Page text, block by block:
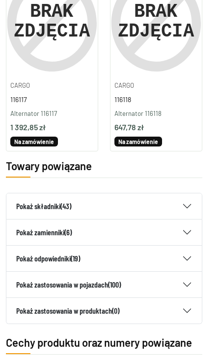
CARGO
116117
Alternator 116117
1 392,85 zł
Na zamówienie
CARGO
116118
Alternator 116118
647,78 zł
Na zamówienie
Towary powiązane
Pokaż składniki(43)
Pokaż zamienniki(6)
Pokaż odpowiedniki(19)
Pokaż zastosowania w pojazdach(100)
Pokaż zastosowania w produktach(0)
Cechy produktu oraz numery powiązane